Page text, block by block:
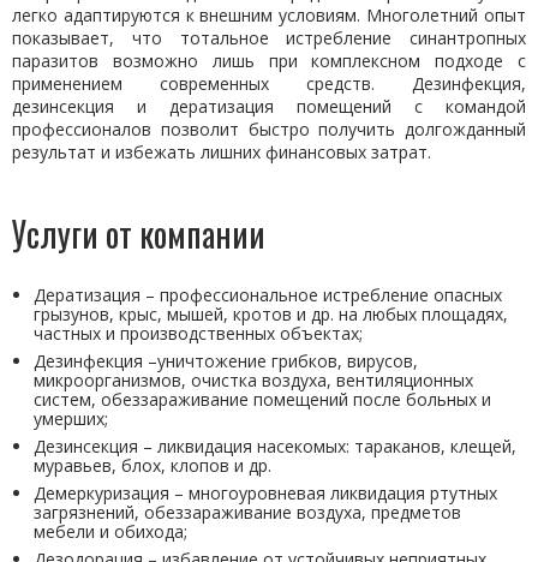
легко адаптируются к внешним условиям. Многолетний опыт
показывает, что тотальное истребление синантропных
паразитов возможно лишь при комплексном подходе с
применением современных средств. Дезинфекция,
дезинсекция и дератизация помещений с командой
профессионалов позволит быстро получить долгожданный
результат и избежать лишних финансовых затрат.
Услуги от компании
Дератизация – профессиональное истребление опасных
грызунов, крыс, мышей, кротов и др. на любых площадях,
частных и производственных объектах;
Дезинфекция –уничтожение грибков, вирусов,
микроорганизмов, очистка воздуха, вентиляционных
систем, обеззараживание помещений после больных и
умерших;
Дезинсекция – ликвидация насекомых: тараканов, клещей,
муравьев, блох, клопов и др.
Демеркуризация – многоуровневая ликвидация ртутных
загрязнений, обеззараживание воздуха, предметов
мебели и обихода;